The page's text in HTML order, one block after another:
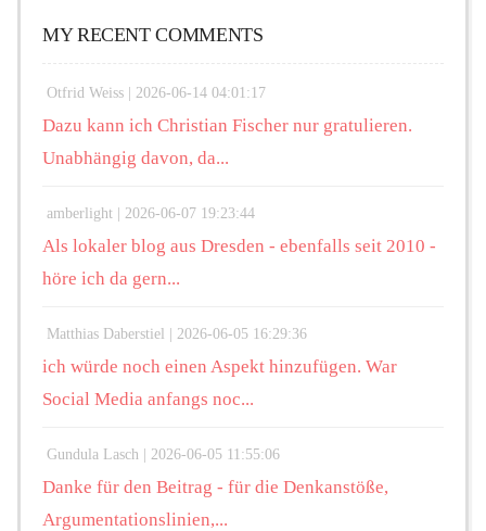
MY RECENT COMMENTS
Otfrid Weiss | 2026-06-14 04:01:17
Dazu kann ich Christian Fischer nur gratulieren.
Unabhängig davon, da...
amberlight | 2026-06-07 19:23:44
Als lokaler blog aus Dresden - ebenfalls seit 2010 -
höre ich da gern...
Matthias Daberstiel | 2026-06-05 16:29:36
ich würde noch einen Aspekt hinzufügen. War
Social Media anfangs noc...
Gundula Lasch | 2026-06-05 11:55:06
Danke für den Beitrag - für die Denkanstöße,
Argumentationslinien,...